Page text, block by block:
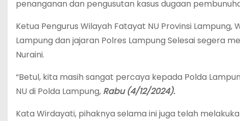
penanganan dan pengusutan kasus dugaan
Ketua Pengurus Wilayah Fatayat NU Provinsi
Lampung dan jajaran Polres Lampung Selesai segera
Nuraini.
“Betul, kita masih sangat percaya kepada Polda
NU di Polda Lampung, Rabu (4/12/2024).
Kata Wirdayati, pihaknya selama ini juga telah